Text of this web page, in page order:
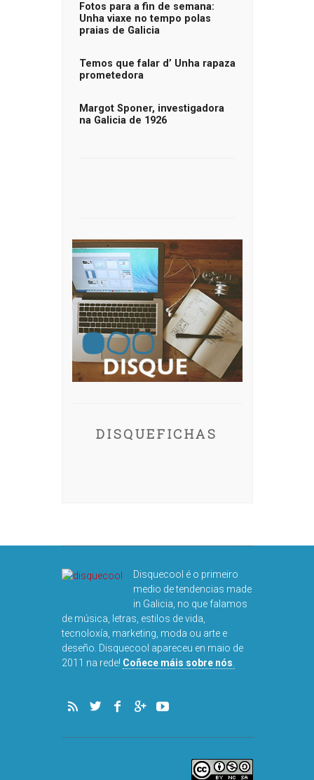
Fotos para a fin de semana:
Unha viaxe no tempo polas
praias de Galicia
Temos que falar d’ Unha rapaza
prometedora
Margot Sponer, investigadora
na Galicia de 1926
DISQUEFICHAS
Disquecool é o primeiro
medio de tendencias made
in Galicia, no que falamos
de música, letras, estilos de vida,
tecnoloxía, marketing, moda ou arte e
deseño. Disquecool apareceu en maio de
2011 na rede! Coñece máis sobre nós